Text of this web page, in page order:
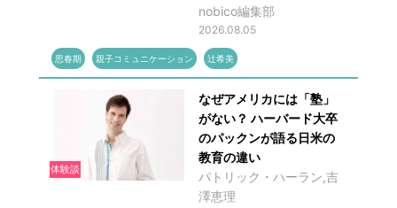
nobico編集部
2026.08.05
思春期 親子コミュニケーション 辻希美
体験談
なぜアメリカには「塾」
がない？ ハーバード大卒
のパックンが語る日米の
教育の違い
パトリック・ハーラン,吉
澤恵理